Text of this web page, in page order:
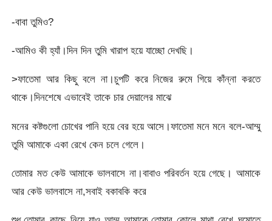
-বাবা তুমিও?
-আমিও কী হ্যাঁ।দিন দিন তুমি খারাপ হয়ে যাচ্ছো দেখছি।
>ফাতেমা আর কিছু বলে না।চুপটি করে নিজের রুমে গিয়ে কাঁন্না করতে
থাকে।দিনশেষে এভাবেই তাকে চার দেয়ালের মাঝে
মনের কষ্টগুলো চোখের পানি হয়ে বের হয়ে আসে।ফাতেমা মনে মনে বলে-আম্মু
তুমি আমাকে একা রেখে কেন চলে গেলে।
তোমার মত কেউ আমাকে ভালবাসে না।বাবাও পরিবর্তন হয়ে গেছে। আমাকে
আর কেউ ভালবাসে না,সবাই বকাবকি করে